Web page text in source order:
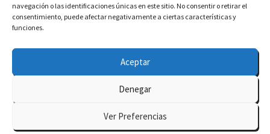
navegación o las identificaciones únicas en este sitio. No consentir o retirar el
consentimiento, puede afectar negativamente a ciertas características y
funciones.
Aceptar
Denegar
Ver Preferencias
LEER MÁS
Kadence WP